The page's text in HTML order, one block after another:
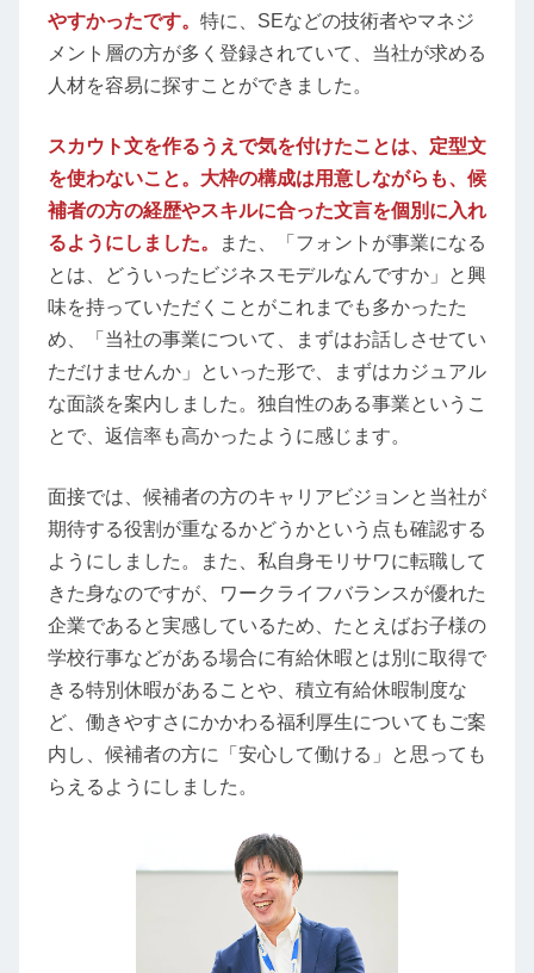
やすかったです。 特に、SEなどの技術者やマネジ
メント層の方が多く登録されていて、当社が求める
人材を容易に探すことができました。
スカウト文を作るうえで気を付けたことは、定型文
を使わないこと。大枠の構成は用意しながらも、候
補者の方の経歴やスキルに合った文言を個別に入れ
るようにしました。
また、「フォントが事業になる
とは、どういったビジネスモデルなんですか」と興
味を持っていただくことがこれまでも多かったた
め、「当社の事業について、まずはお話しさせてい
ただけませんか」といった形で、まずはカジュアル
な面談を案内しました。独自性のある事業というこ
とで、返信率も高かったように感じます。
面接では、候補者の方のキャリアビジョンと当社が
期待する役割が重なるかどうかという点も確認する
ようにしました。また、私自身モリサワに転職して
きた身なのですが、ワークライフバランスが優れた
企業であると実感しているため、たとえばお子様の
学校行事などがある場合に有給休暇とは別に取得で
きる特別休暇があることや、積立有給休暇制度な
ど、働きやすさにかかわる福利厚生についてもご案
内し、候補者の方に「安心して働ける」と思っても
らえるようにしました。